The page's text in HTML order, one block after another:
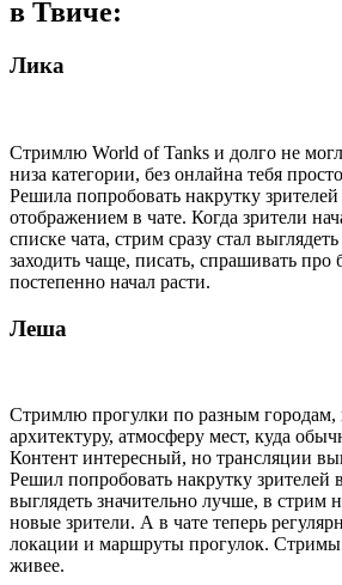
в Твиче:
Лика
Стримлю World of Tanks и долго не
низа категории, без онлайна тебя
Решила попробовать накрутку
отображением в чате. Когда зрители
списке чата, стрим сразу стал
заходить чаще, писать, спрашивать про
постепенно начал расти.
Леша
Стримлю прогулки по разным
архитектуру, атмосферу мест, куда
Контент интересный, но трансляции
Решил попробовать накрутку зрителей
выглядеть значительно лучше, в стрим
новые зрители. А в чате теперь
локации и маршруты прогулок.
живее.